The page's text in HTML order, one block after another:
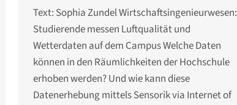
Text: Sophia Zundel Wirtschaftsingenieurwesen:
Studierende messen Luftqualität und
Wetterdaten auf dem Campus Welche Daten
können in den Räumlichkeiten der Hochschule
erhoben werden? Und wie kann diese
Datenerhebung mittels Sensorik via Internet of